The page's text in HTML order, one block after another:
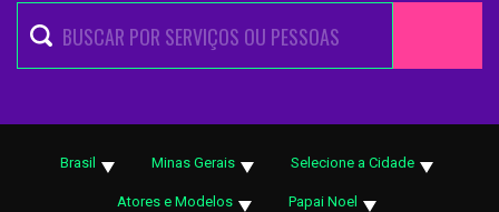
Brasil Minas Gerais Selecione a Cidade
Atores e Modelos Papai Noel